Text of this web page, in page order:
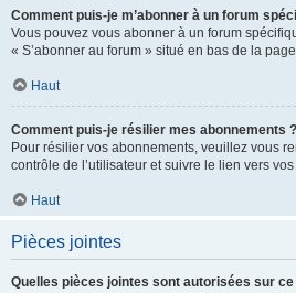
Comment puis-je m’abonner à un forum
Vous pouvez vous abonner à un forum
« S’abonner au forum » situé en bas de la
Haut
Comment puis-je résilier mes abonnements ?
Pour résilier vos abonnements, veuillez vous
contrôle de l’utilisateur et suivre le lien vers
Haut
Pièces jointes
Quelles pièces jointes sont autorisées sur